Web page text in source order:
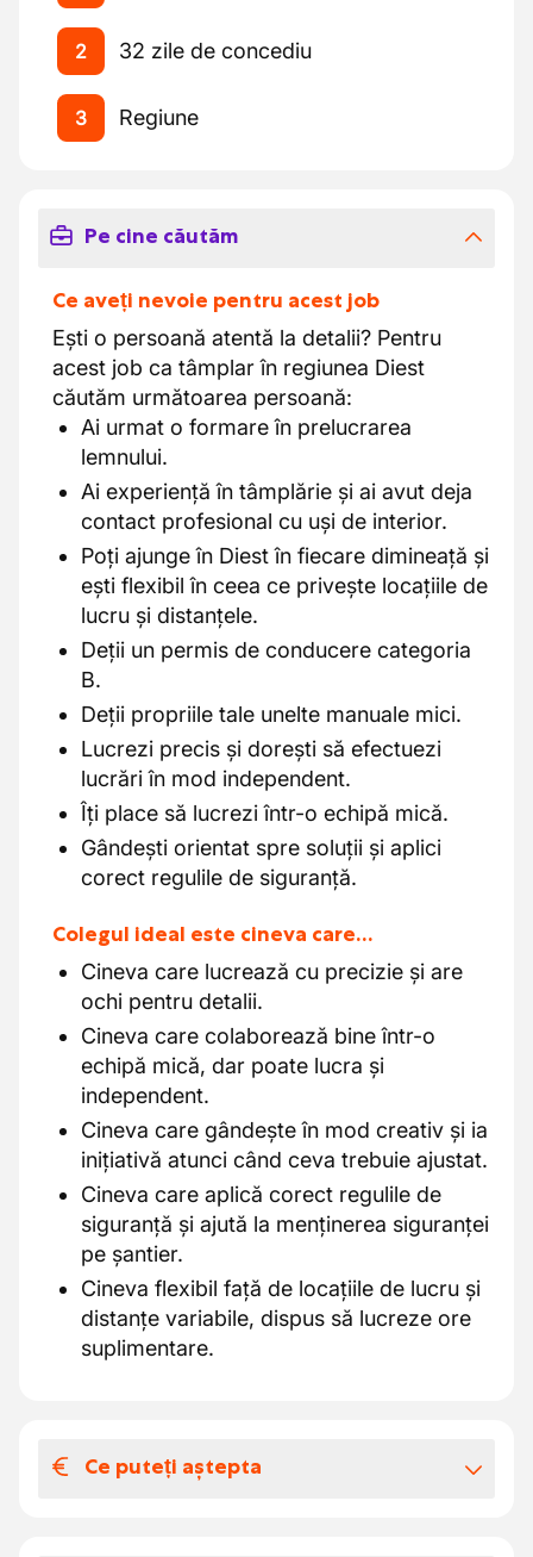
2 32 zile de concediu
3 Regiune
Pe cine căutăm
Ce aveți nevoie pentru acest job
Ești o persoană atentă la detalii? Pentru
acest job ca tâmplar în regiunea Diest
căutăm următoarea persoană:
Ai urmat o formare în prelucrarea
lemnului.
Ai experiență în tâmplărie și ai avut deja
contact profesional cu uși de interior.
Poți ajunge în Diest în fiecare dimineață și
ești flexibil în ceea ce privește locațiile de
lucru și distanțele.
Deții un permis de conducere categoria
B.
Deții propriile tale unelte manuale mici.
Lucrezi precis și dorești să efectuezi
lucrări în mod independent.
Îți place să lucrezi într-o echipă mică.
Gândești orientat spre soluții și aplici
corect regulile de siguranță.
Colegul ideal este cineva care…
Cineva care lucrează cu precizie și are
ochi pentru detalii.
Cineva care colaborează bine într-o
echipă mică, dar poate lucra și
independent.
Cineva care gândește în mod creativ și ia
inițiativă atunci când ceva trebuie ajustat.
Cineva care aplică corect regulile de
siguranță și ajută la menținerea siguranței
pe șantier.
Cineva flexibil față de locațiile de lucru și
distanțe variabile, dispus să lucreze ore
suplimentare.
Ce puteți aștepta